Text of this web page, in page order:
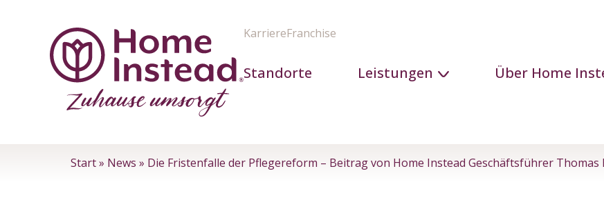
KarriereFranchise
Standorte Leistungen Über Home
Start» News » Die Fristenfalle der Pflegereform – Beitrag von Home Instead Geschäftsführer Thomas